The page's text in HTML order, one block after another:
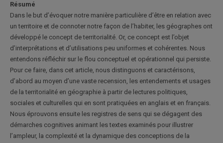
Résumé
Dans le but d’évoquer notre manière particulière d’être en relation avec
un territoire et de connoter notre façon de l’habiter, les géographes ont
développé le concept de territorialité. Or, ce concept est l’objet
d’interprétations et d’utilisations peu uniformes et cohérentes. Nous
entendons réfléchir sur le flou conceptuel et opérationnel qui persiste.
Pour ce faire, dans cet article, nous distinguons et caractérisons,
d’abord au moyen d’une vaste recension, les entendements et usages
de la territorialité en géographie à partir de lectures politiques,
sociales et culturelles qui en sont pratiquées en anglais et en français.
Nous éprouvons ensuite les registres de sens qui se dégagent des
démarches cognitives animant les textes examinés pour illustrer
l’ampleur, la complexité et la dynamique des conceptions de la